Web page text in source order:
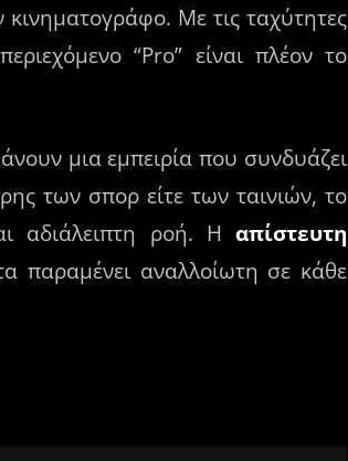
Με τις ταχύτητες
“Pro” είναι πλέον το
μια εμπειρία που συνδυάζει
των σπορ είτε των ταινιών, το
αδιάλειπτη ροή. Ηαπίστευτη
παραμένει αναλλοίωτη σε κάθε